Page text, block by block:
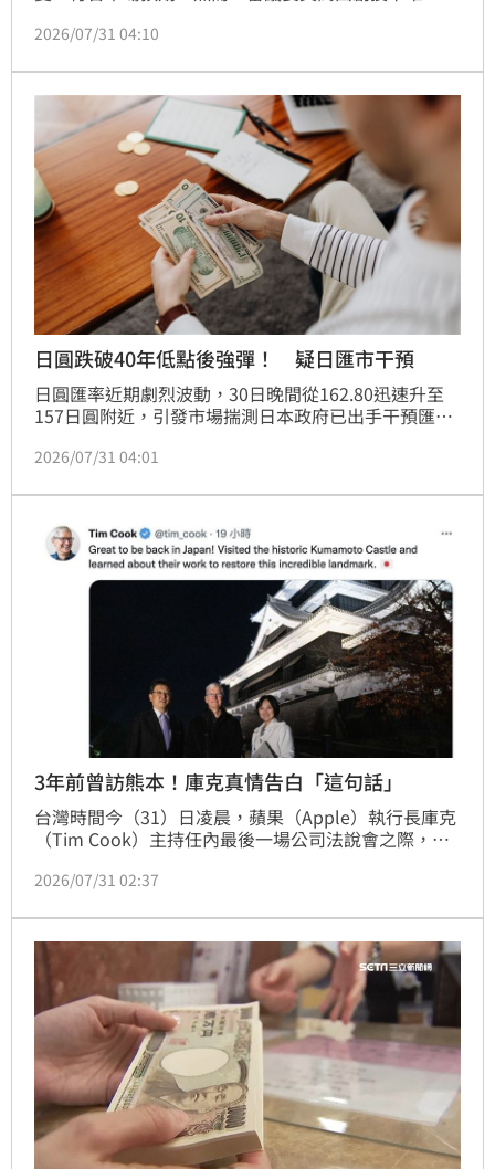
出現分歧。日銀最新報告顯示，薪資上漲、AI需求及日
財經專家分析，日本正陷入升息恐加重財政負擔、不升
息又將加劇通膨的兩難局面，龐大債務壓力使貨幣政策
正常化過程備受考驗。未來日銀如何在經濟成長、物價
穩定與財政平衡間取得平衡，將成為牽動全球金融市場
的關鍵焦點。
2026/07/31 04:10
日圓跌破40年低點後強彈！ 疑日匯市干預
日圓匯率近期劇烈波動，30日晚間從162.80迅速升至
157日圓附近，引發市場揣測日本政府已出手干預匯
查」，被視為干預前兆。此次行動適逢聯準會FOMC會
析師對干預效果持保留態度，參考過往紀錄，單次干預
恐難以長期扭轉日圓頹勢。投資人需密切關注後續政策
動向，並審慎評估市場風險。
2026/07/31 04:01
3年前曾訪熊本！庫克真情告白「這句話」
台灣時間今（31）日凌晨，蘋果（Apple）執行長庫克
（Tim Cook）主持任內最後一場公司法說會之際，他
果將捐款救災，並真情告白：「Japan has a very
凡）。
2026/07/31 02:37